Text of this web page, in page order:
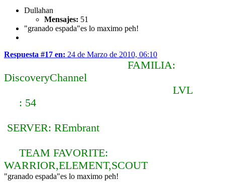
Dullahan
Mensajes: 51
"granado espada"es lo maximo peh!
Respuesta #17 en: 24 de Marzo de 2010, 06:10
FAMILIA:
DiscoveryChannel
LVL
: 54
SERVER: REmbrant
TEAM FAVORITE:
WARRIOR,ELEMENT,SCOUT
"granado espada"es lo maximo peh!